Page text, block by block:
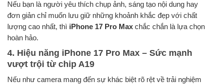
Nếu bạn là người yêu thích chụp ảnh, sáng tạo nội dung hay
đơn giản chỉ muốn lưu giữ những khoảnh khắc đẹp với chất
lượng cao nhất, thì iPhone 17 Pro Max chắc chắn là lựa chọn
hoàn hảo.
4. Hiệu năng iPhone 17 Pro Max – Sức mạnh
vượt trội từ chip A19
Nếu như camera mang đến sự khác biệt rõ rệt về trải nghiệm